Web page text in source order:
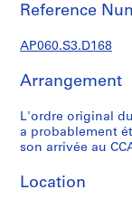
d
é
u
i
a
t
Reference
AP060.S3.D168
Arrangement
L'ordre original
a probablement
son arrivée au
Location